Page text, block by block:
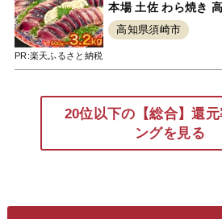
PR:楽天ふるさと納税
本場 土佐 わら焼き
包装 おつまみ おかず
カツオ 鰹 刺身 魚 高
高知県須崎市
20位以下の【総合】還
ングを見る